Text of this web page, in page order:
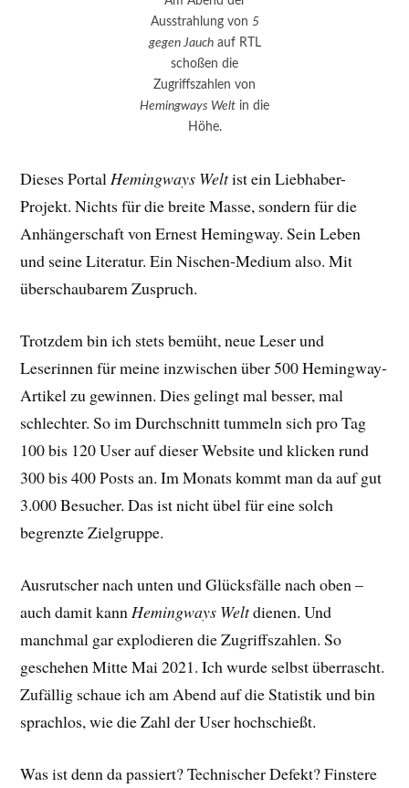
Ausstrahlung von 5
gegen Jauchauf RTL
schoßen die
Zugriffszahlen von
Hemingways Welt in die
Höhe.
Dieses PortalHemingways Weltist ein Liebhaber-
Projekt. Nichts für die breite Masse, sondern für die
Anhängerschaft von Ernest Hemingway. Sein Leben
und seine Literatur. Ein Nischen-Medium also. Mit
überschaubarem Zuspruch.
Trotzdem bin ich stets bemüht, neue Leser und
Leserinnen für meine inzwischen über 500 Hemingway-
Artikel zu gewinnen. Dies gelingt mal besser, mal
schlechter. So im Durchschnitt tummeln sich pro Tag
100 bis 120 User auf dieser Website und klicken rund
300 bis 400 Posts an. Im Monats kommt man da auf gut
3.000 Besucher. Das ist nicht übel für eine solch
begrenzte Zielgruppe.
Ausrutscher nach unten und Glücksfälle nach oben –
auch damit kannHemingways Weltdienen. Und
manchmal gar explodieren die Zugriffszahlen. So
geschehen Mitte Mai 2021. Ich wurde selbst überrascht.
Zufällig schaue ich am Abend auf die Statistik und bin
sprachlos, wie die Zahl der User hochschießt.
Was ist denn da passiert? Technischer Defekt? Finstere